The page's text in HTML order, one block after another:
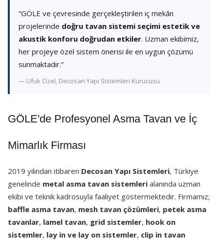
“GÖLE ve çevresinde gerçekleştirilen iç mekân
projelerinde doğru tavan sistemi seçimi estetik ve
akustik konforu doğrudan etkiler. Uzman ekibimiz,
her projeye özel sistem önerisi ile en uygun çözümü
sunmaktadır.”
— Ufuk Özel, Decosan Yapı Sistemleri Kurucusu
GÖLE'de Profesyonel Asma Tavan ve İç
Mimarlık Firması
2019 yılından itibaren Decosan Yapı Sistemleri, Türkiye
genelinde metal asma tavan sistemleri alanında uzman
ekibi ve teknik kadrosuyla faaliyet göstermektedir. Firmamız;
baffle asma tavan, mesh tavan çözümleri, petek asma
tavanlar, lamel tavan, grid sistemler, hook on
sistemler, lay in ve lay on sistemler, clip in tavan